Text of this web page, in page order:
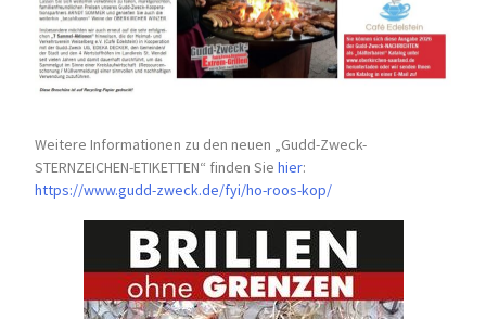
Weitere Informationen zu den neuen „Gudd-Zweck-
STERNZEICHEN-ETIKETTEN“ finden Siehier:
https://www.gudd-zweck.de/fyi/ho-roos-kop/